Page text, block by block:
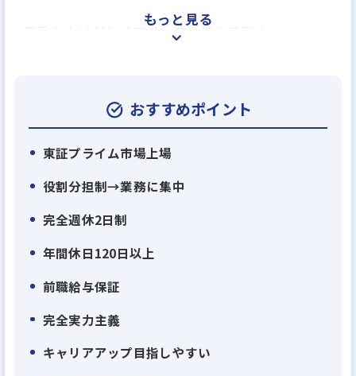
<優秀な人材がケイアイに続々集まる理由>
ーム会社、工務店など様々な企業から多く転職して
来ていただいています。その主な理由は3つ。
離職率は業界平均の半分以下!業務効率化・休暇制
度・残業削減がその秘訣
弊社は、週休2日はもちろん、高い有休消化率、リフ
休んでいただける体制になっています。また、残業時
間は月平均20時間(1日平均1時間程度)。業界の離職
ています。
もっと見る
おすすめポイント
東証プライム市場上場
役割分担制→業務に集中
完全週休2日制
年間休日120日以上
前職給与保証
完全実力主義
キャリアアップ目指しやすい